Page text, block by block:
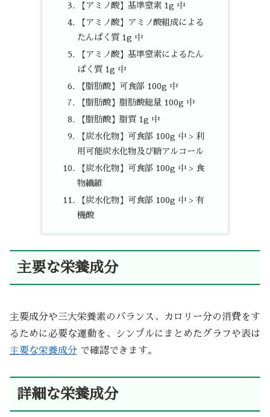
【アミノ酸】基準窒素 1g 中
【アミノ酸】アミノ酸組成による
たんぱく質 1g 中
【アミノ酸】基準窒素によるたん
ぱく質 1g 中
【脂肪酸】可食部 100g 中
【脂肪酸】脂肪酸総量 100g 中
【脂肪酸】脂質 1g 中
【炭水化物】可食部 100g 中 > 利
用可能炭水化物及び糖アルコール
【炭水化物】可食部 100g 中 > 食
物繊維
【炭水化物】可食部 100g 中 > 有
機酸
主要な栄養成分
主要成分や三大栄養素のバランス、カロリー分の消費をす
るために必要な運動を、シンプルにまとめたグラフや表は
主要な栄養成分 で確認できます。
詳細な栄養成分